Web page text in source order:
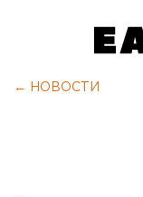
← НОВОСТИ